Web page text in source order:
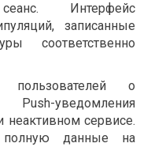
Интерфейс
записанные
соответственно
пользователей о
уведомления
сервисе.
полную данные на